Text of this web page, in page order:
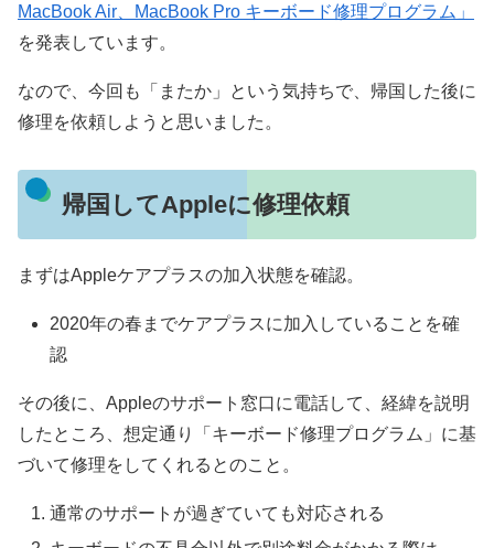
MacBook Air、MacBook Pro キーボード修理プログラム」
を発表しています。
なので、今回も「またか」という気持ちで、帰国した後に
修理を依頼しようと思いました。
帰国してAppleに修理依頼
まずはAppleケアプラスの加入状態を確認。
2020年の春までケアプラスに加入していることを確
認
その後に、Appleのサポート窓口に電話して、経緯を説明
したところ、想定通り「キーボード修理プログラム」に基
づいて修理をしてくれるとのこと。
通常のサポートが過ぎていても対応される